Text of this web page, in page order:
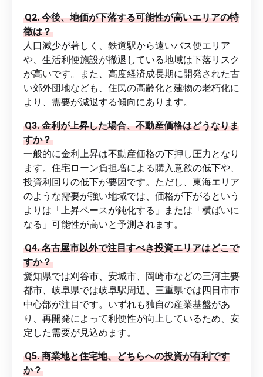
Q2. 今後、地価が下落する可能性が高いエリアの特
徴は？
人口減少が著しく、鉄道駅から遠いバス便エリア
や、生活利便施設が撤退している地域は下落リスク
が高いです。また、高度経済成長期に開発された古
い郊外団地なども、住民の高齢化と建物の老朽化に
より、需要が減退する傾向にあります。
Q3. 金利が上昇した場合、不動産価格はどうなりま
すか？
一般的に金利上昇は不動産価格の下押し圧力となり
ます。住宅ローン負担増による購入意欲の低下や、
投資利回りの低下が要因です。ただし、東海エリア
のような需要が強い地域では、価格が下がるという
よりは「上昇ペースが鈍化する」または「横ばいに
なる」可能性が高いと予測されます。
Q4. 名古屋市以外で注目すべき投資エリアはどこで
すか？
愛知県では刈谷市、安城市、岡崎市などの三河主要
都市、岐阜県では岐阜駅周辺、三重県では四日市市
中心部が注目です。いずれも独自の産業基盤があ
り、再開発によって利便性が向上しているため、安
定した需要が見込めます。
Q5. 商業地と住宅地、どちらへの投資が有利です
か？